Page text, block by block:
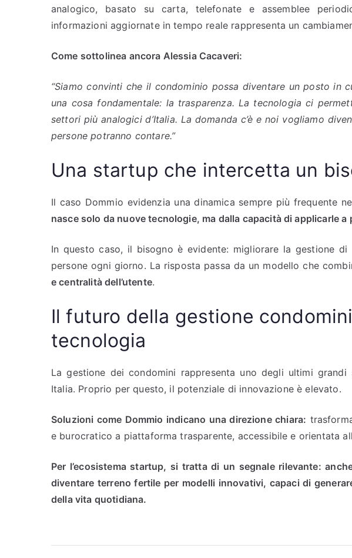
analogico, basato su carta, telefonate e assemblee
informazioni aggiornate in tempo reale rappresenta un
Come sottolinea ancora Alessia Cacaveri:
“Siamo convinti che il condominio possa diventare un posto in
una cosa fondamentale: la trasparenza. La tecnologia ci
settori più analogici d’Italia. La domanda c’è e noi vogliamo
persone potranno contare.”
Una startup che intercetta un
Il caso Dommio evidenzia una dinamica sempre più frequente
nasce solo da nuove tecnologie, ma dalla capacità di applicarle
In questo caso, il bisogno è evidente: migliorare la gestione
persone ogni giorno. La risposta passa da un modello che
e centralità dell’utente.
Il futuro della gestione
tecnologia
La gestione dei condomini rappresenta uno degli ultimi
Italia. Proprio per questo, il potenziale di innovazione è elevato.
Soluzioni come Dommio indicano una direzione chiara:
e burocratico a piattaforma trasparente, accessibile e orientata
Per l’ecosistema startup, si tratta di un segnale rilevante:
diventare terreno fertile per modelli innovativi, capaci di
della vita quotidiana.